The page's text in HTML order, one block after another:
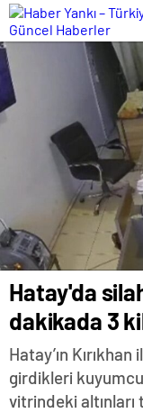
Hatay'da
dakikada 3
Hatay’ın
girdikleri
vitrindeki altınları